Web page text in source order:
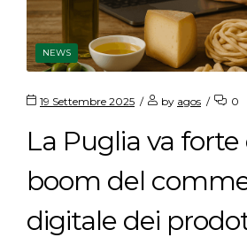
NEWS
19 Settembre 2025 by agos 0
La Puglia va forte
boom del
digitale dei